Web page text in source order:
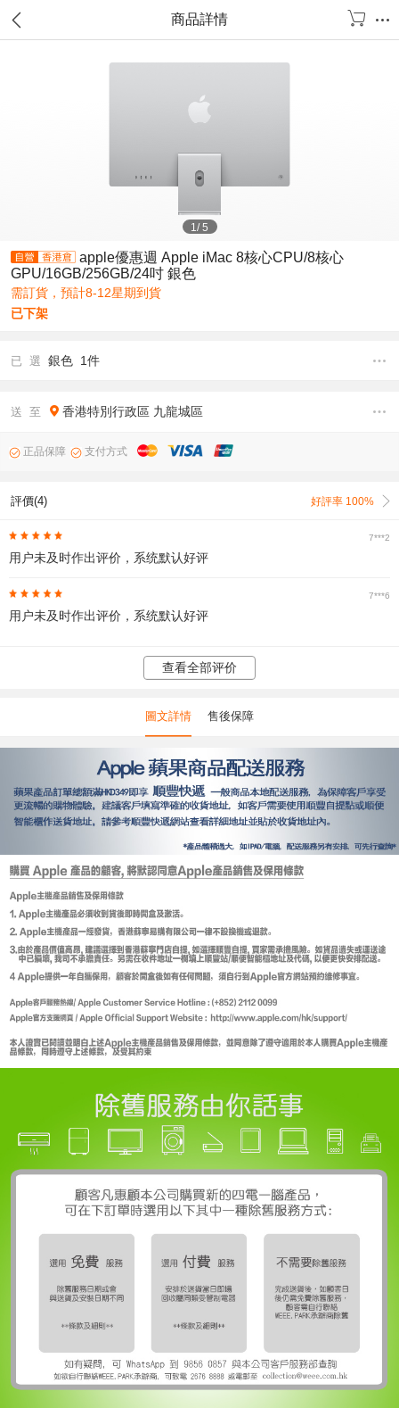
商品詳情
1/5
apple優惠週 Apple iMac 8核心CPU/8核心
GPU/16GB/256GB/24吋 銀色
需訂貨，預計8-12星期到貨
已下架
已 選 銀色 1件
送 至 香港特別行政區 九龍城區
正品保障 支付方式
評價(4) 好評率 100%
7***2
用户未及时作出评价，系统默认好评
7***6
用户未及时作出评价，系统默认好评
查看全部评价
圖文詳情 售後保障